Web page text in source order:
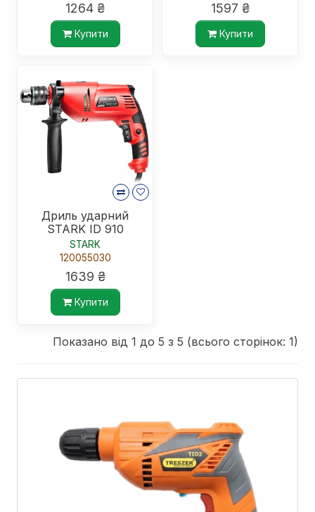
1264 ₴
Купити
1597 ₴
Купити
Дриль ударний
STARK ID 910
STARK
120055030
1639 ₴
Купити
Показано від 1 до 5 з 5 (всього сторінок: 1)